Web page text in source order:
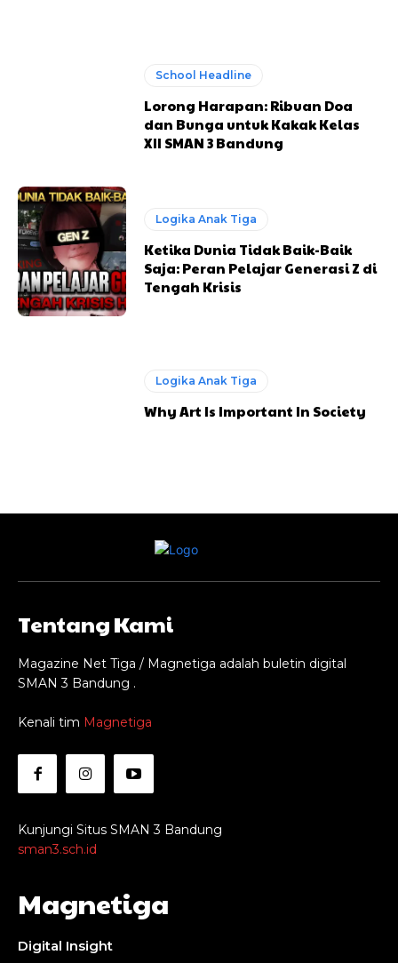
School Headline
Lorong Harapan: Ribuan Doa
dan Bunga untuk Kakak Kelas
XII SMAN 3 Bandung
Logika Anak Tiga
Ketika Dunia Tidak Baik-Baik
Saja: Peran Pelajar Generasi Z di
Tengah Krisis
Logika Anak Tiga
Why Art Is Important In Society
Tentang Kami
Magazine Net Tiga / Magnetiga adalah buletin digital
SMAN 3 Bandung .
Kenali tim Magnetiga
Kunjungi Situs SMAN 3 Bandung
sman3.sch.id
Magnetiga
Digital Insight